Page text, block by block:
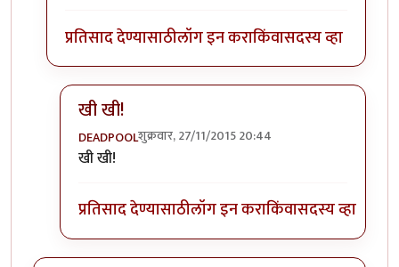
प्रतिसाद देण्यासाठीलॉग इन कराकिंवासदस्य व्हा
खी खी!
DEADPOOLशुक्रवार, 27/11/2015 20:44
In reply to
खी खी!
प्रतिसाद देण्यासाठीलॉग इन कराकिंवासदस्य व्हा